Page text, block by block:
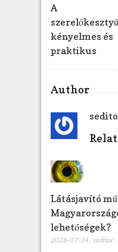
A
szerelőkesztyű
kényelmes és
praktikus
Author
Látásjavító
lehetőségek?
2026-07-24 seditor